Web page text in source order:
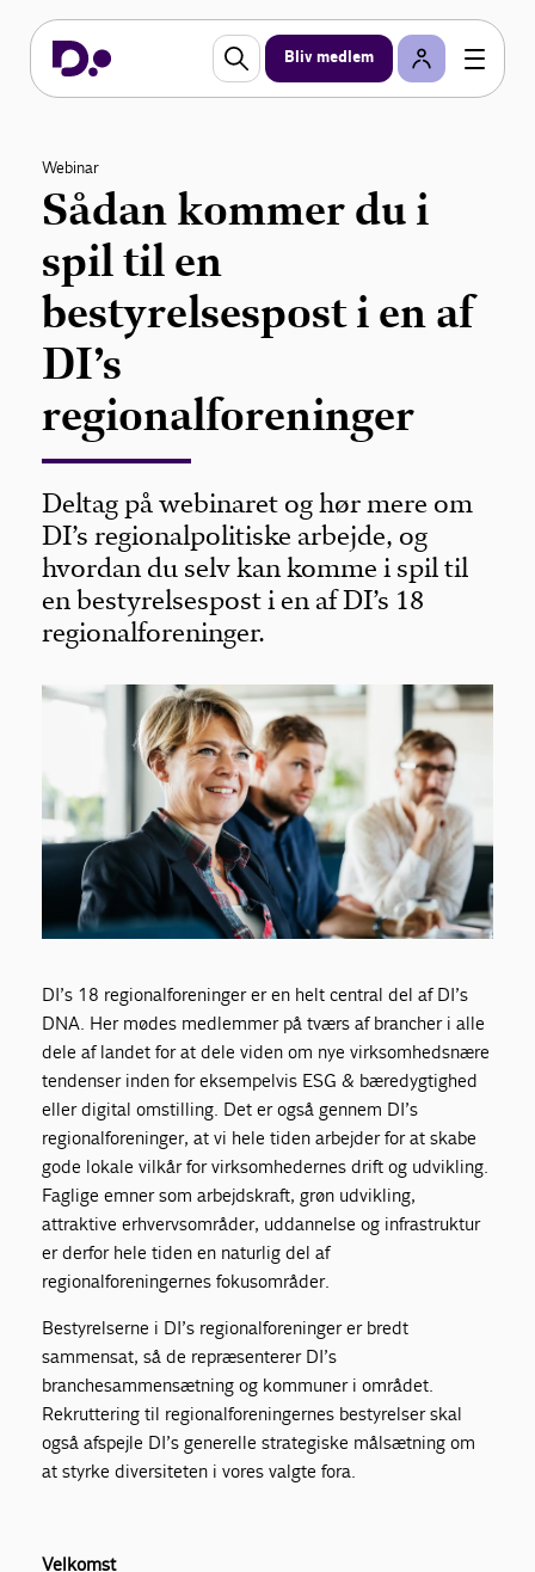
Bliv medlem
Webinar
Sådan kommer du i
spil til en
bestyrelsespost i en af
DI’s
regionalforeninger
Deltag på webinaret og hør mere om
DI’s regionalpolitiske arbejde, og
hvordan du selv kan komme i spil til
en bestyrelsespost i en af DI’s 18
regionalforeninger.
DI’s 18 regionalforeninger er en helt central del af DI’s
DNA. Her mødes medlemmer på tværs af brancher i alle
dele af landet for at dele viden om nye virksomhedsnære
tendenser inden for eksempelvis ESG & bæredygtighed
eller digital omstilling. Det er også gennem DI’s
regionalforeninger, at vi hele tiden arbejder for at skabe
gode lokale vilkår for virksomhedernes drift og udvikling.
Faglige emner som arbejdskraft, grøn udvikling,
attraktive erhvervsområder, uddannelse og infrastruktur
er derfor hele tiden en naturlig del af
regionalforeningernes fokusområder.
Bestyrelserne i DI’s regionalforeninger er bredt
sammensat, så de repræsenterer DI’s
branchesammensætning og kommuner i området.
Rekruttering til regionalforeningernes bestyrelser skal
også afspejle DI’s generelle strategiske målsætning om
at styrke diversiteten i vores valgte fora.
Velkomst